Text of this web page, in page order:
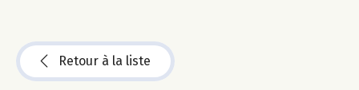
Retour à la liste